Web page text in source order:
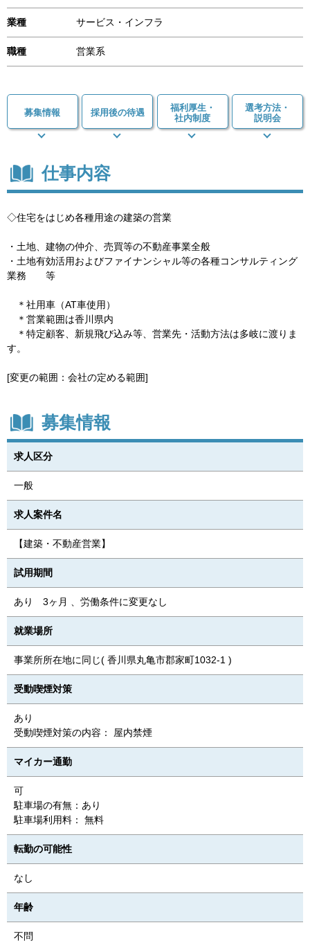
業種 サービス・インフラ
職種 営業系
募集情報 採用後の待遇
福利厚生・
社内制度
選考方法・
説明会
仕事内容
◇住宅をはじめ各種用途の建築の営業
・土地、建物の仲介、売買等の不動産事業全般
・土地有効活用およびファイナンシャル等の各種コンサルティング
業務 等
＊社用車（AT車使用）
＊営業範囲は香川県内
＊特定顧客、新規飛び込み等、営業先・活動方法は多岐に渡りま
す。
[変更の範囲：会社の定める範囲]
募集情報
求人区分
一般
求人案件名
【建築・不動産営業】
試用期間
あり 3ヶ月 、労働条件に変更なし
就業場所
事業所所在地に同じ( 香川県丸亀市郡家町1032-1 )
受動喫煙対策
あり
受動喫煙対策の内容： 屋内禁煙
マイカー通勤
可
駐車場の有無：あり
駐車場利用料： 無料
転勤の可能性
なし
年齢
不問